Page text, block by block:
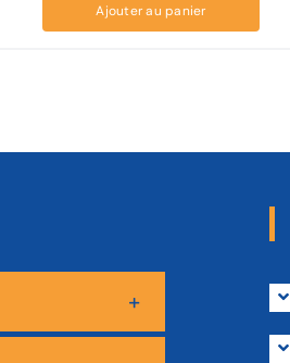
Ajouter au panier